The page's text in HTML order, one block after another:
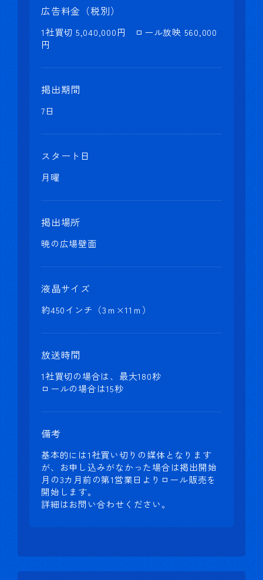
広告料金（税別）
1社買切 5,040,000円 ロール放映 560,000
円
掲出期間
7日
スタート日
月曜
掲出場所
暁の広場壁面
液晶サイズ
約450インチ（3ｍ×11ｍ）
放送時間
1社買切の場合は、最大180秒
ロールの場合は15秒
備考
基本的には1社買い切りの媒体となります
が、お申し込みがなかった場合は掲出開始
月の3カ月前の第1営業日よりロール販売を
開始します。
詳細はお問い合わせください。